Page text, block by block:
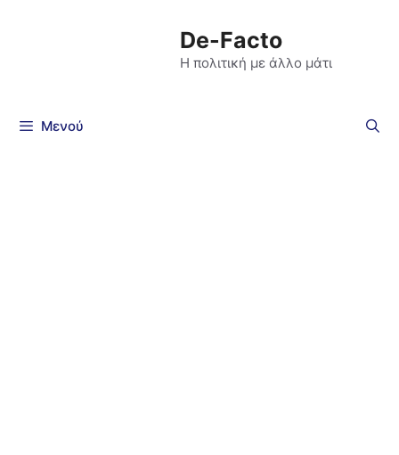
De-Facto
Η πολιτική με άλλο μάτι
Μενού